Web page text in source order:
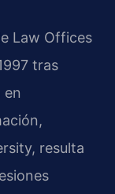
Law Offices
tras
en
resulta